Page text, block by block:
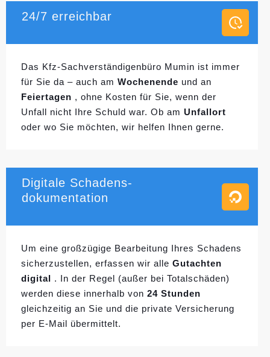
24/7 erreichbar
Das Kfz-Sachverständigenbüro Mumin ist immer
für Sie da – auch am Wochenende und an
Feiertagen , ohne Kosten für Sie, wenn der
Unfall nicht Ihre Schuld war. Ob am Unfallort
oder wo Sie möchten, wir helfen Ihnen gerne.
Digitale Schadens-
dokumentation
Um eine großzügige Bearbeitung Ihres Schadens
sicherzustellen, erfassen wir alle Gutachten
digital . In der Regel (außer bei Totalschäden)
werden diese innerhalb von 24 Stunden
gleichzeitig an Sie und die private Versicherung
per E-Mail übermittelt.